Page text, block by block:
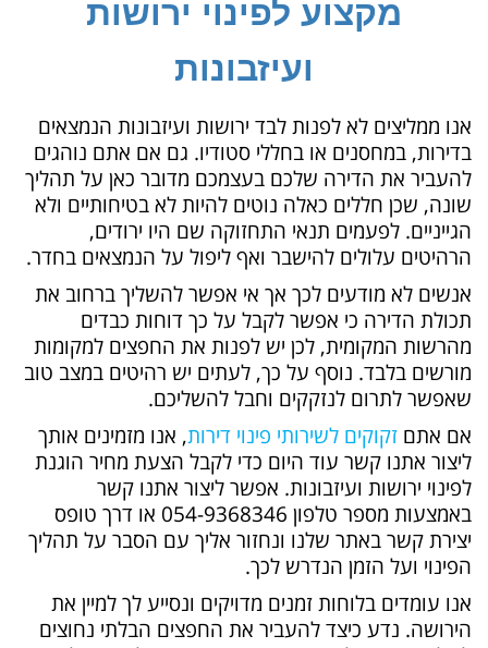
מקצוע לפינוי ירושות
ועיזבונות
אנו ממליצים לא לפנות לבד ירושות ועיזבונות הנמצאים
בדירות, במחסנים או בחללי סטודיו. גם אם אתם נוהגים
להעביר את הדירה שלכם בעצמכם מדובר כאן על תהליך
שונה, שכן חללים כאלה נוטים להיות לא בטיחותיים ולא
הגייניים. לפעמים תנאי התחזוקה שם היו ירודים,
הרהיטים עלולים להישבר ואף ליפול על הנמצאים בחדר.
אנשים לא מודעים לכך אך אי אפשר להשליך ברחוב את
תכולת הדירה כי אפשר לקבל על כך דוחות כבדים
מהרשות המקומית, לכן יש לפנות את החפצים למקומות
מורשים בלבד. נוסף על כך, לעתים יש רהיטים במצב טוב
שאפשר לתרום לנזקקים וחבל להשליכם.
אם אתם זקוקים לשירותי פינוי דירות, אנו מזמינים אותך
ליצור אתנו קשר עוד היום כדי לקבל הצעת מחיר הוגנת
לפינוי ירושות ועיזבונות. אפשר ליצור אתנו קשר
באמצעות מספר טלפון 054-9368346 או דרך טופס
יצירת קשר באתר שלנו ונחזור אליך עם הסבר על תהליך
הפינוי ועל הזמן הנדרש לכך.
אנו עומדים בלוחות זמנים מדויקים ונסייע לך למיין את
הירושה. נדע כיצד להעביר את החפצים הבלתי נחוצים